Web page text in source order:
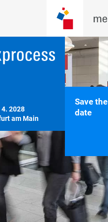
4. 2028
am Main
Save the
date